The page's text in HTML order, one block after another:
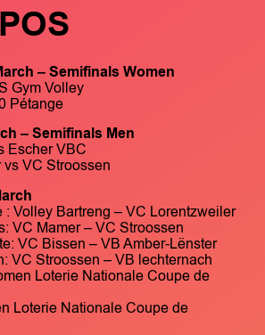
– Semifinals Women
Gym Volley
Pétange
– Semifinals Men
Escher VBC
VC Stroossen
: Volley Bartreng – VC Lorentzweiler
VC Mamer – VC Stroossen
VC Bissen – VB Amber-Lënster
VC Stroossen – VB lechternach
Loterie Nationale Coupe de
Loterie Nationale Coupe de